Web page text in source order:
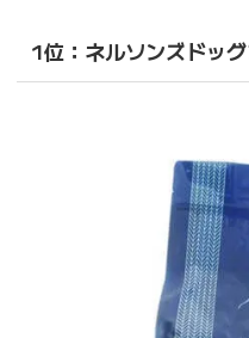
1位：ネルソンズドッ